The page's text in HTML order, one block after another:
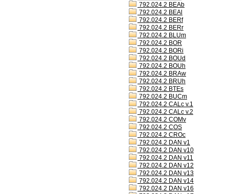
792.024.2 BEAb
792.024.2 BEAl
792.024.2 BERf
792.024.2 BERr
792.024.2 BLUm
792.024.2 BOR
792.024.2 BORi
792.024.2 BOUd
792.024.2 BOUh
792.024.2 BRAw
792.024.2 BRUh
792.024.2 BTEs
792.024.2 BUCm
792.024.2 CALc v.1
792.024.2 CALc v.2
792.024.2 COMv
792.024.2 COS
792.024.2 CROc
792.024.2 DAN v1
792.024.2 DAN v10
792.024.2 DAN v11
792.024.2 DAN v12
792.024.2 DAN v13
792.024.2 DAN v14
792.024.2 DAN v16